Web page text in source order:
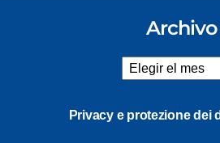
Archivo
Privacy e protezione dei